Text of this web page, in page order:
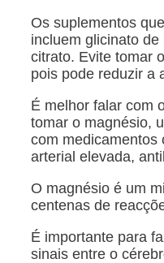
Os suplementos
incluem glicinato
citrato. Evite tomar
pois pode reduzir a
É melhor falar com
tomar o magnésio,
com medicamentos
arterial elevada,
O magnésio é um
centenas de
É importante para
sinais entre o